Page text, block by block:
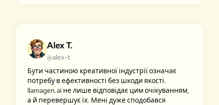
Alex T.
@alex-t
Бути частиною креативної індустрії означає
потребу в ефективності без шкоди якості.
llamagen.ai не лише відповідає цим очікуванням,
а й перевершує їх. Мені дуже сподобався